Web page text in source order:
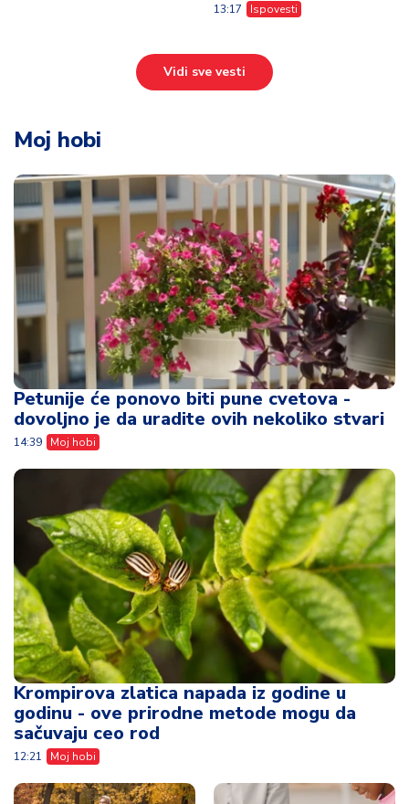
13:17 Ispovesti
Vidi sve vesti
Moj hobi
Petunije će ponovo biti pune cvetova -
dovoljno je da uradite ovih nekoliko stvari
14:39 Moj hobi
Krompirova zlatica napada iz godine u
godinu - ove prirodne metode mogu da
sačuvaju ceo rod
12:21 Moj hobi